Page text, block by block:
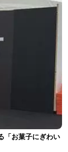
「お菓子にぎわい